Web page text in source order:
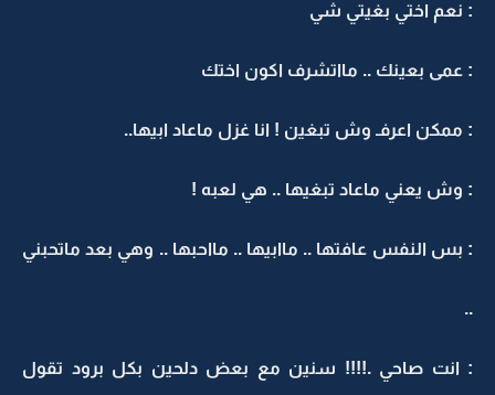
: نعم اختي بغيتي شي
: عمى بعينك .. مااتشرف اكون اختك
: ممكن اعرفـ وش تبغين ! انا غزل ماعاد ابيها..
: وش يعني ماعاد تبغيها .. هي لعبه !
: بس النفس عافتها .. ماابيها .. مااحبها .. وهي بعد ماتحبني
..
: انت صاحي .!!!! سنين مع بعض دلحين بكل برود تقول